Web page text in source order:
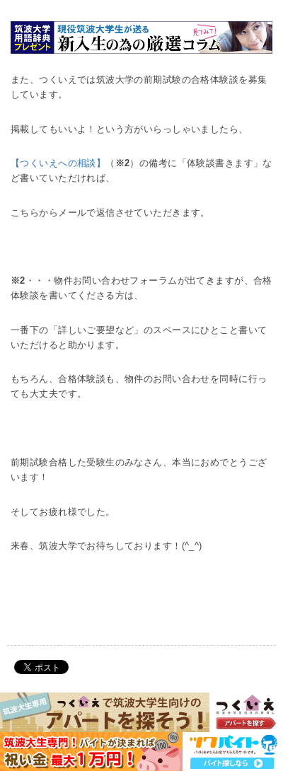
また、つくいえでは筑波大学の前期試験の合格体験談を募集
しています。
掲載してもいいよ！という方がいらっしゃいましたら、
【つくいえへの相談】 （ ※2）の備考に「体験談書きます」な
ど書いていただければ、
こちらからメールで返信させていただきます。
※2 ・・・物件お問い合わせフォーラムが出てきますが、合格
体験談を書いてくださる方は、
一番下の「詳しいご要望など」のスペースにひとこと書いて
いただけると助かります。
もちろん、合格体験談も、物件のお問い合わせを同時に行っ
ても大丈夫です。
前期試験合格した受験生のみなさん、本当におめでとうござ
います！
そしてお疲れ様でした。
来春、筑波大学でお待ちしております！(^_^)